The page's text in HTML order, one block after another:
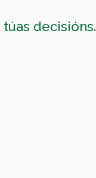
decisións.